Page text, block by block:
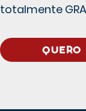
totalmente
QUERO